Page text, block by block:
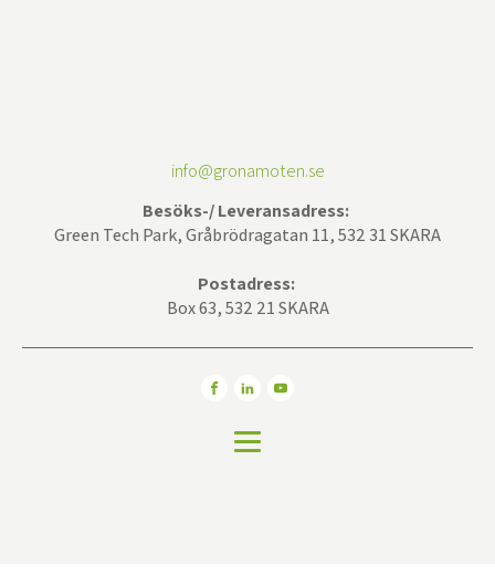
info@gronamoten.se
Besöks-/ Leveransadress:
Green Tech Park, Gråbrödragatan 11, 532 31 SKARA
Postadress:
Box 63, 532 21 SKARA